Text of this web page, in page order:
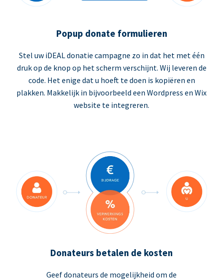
Popup donate formulieren
Stel uw iDEAL donatie campagne zo in dat het met één
druk op de knop op het scherm verschijnt. Wij leveren de
code. Het enige dat u hoeft te doen is kopiëren en
plakken. Makkelijk in bijvoorbeeld een Wordpress en Wix
website te integreren.
Donateurs betalen de kosten
Geef donateurs de mogelijkheid om de